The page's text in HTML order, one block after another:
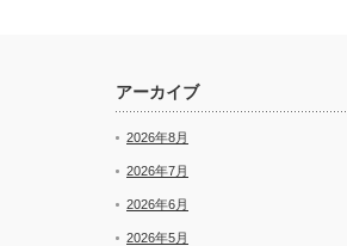
アーカイブ
2026年8月
2026年7月
2026年6月
2026年5月